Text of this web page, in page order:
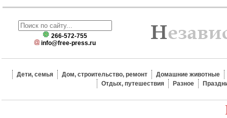
266-572-755
info@free-press.ru
Дети, семья Дом, строительство, ремонт
Домашние животные
Отдых, путешествия
Разное